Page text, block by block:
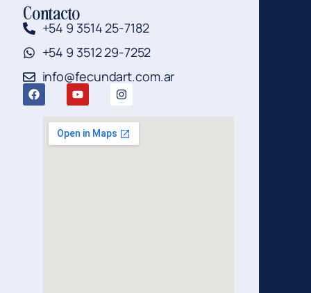
Contacto
+54 9 3514 25-7182
+54 9 3512 29-7252
info@fecundart.com.ar